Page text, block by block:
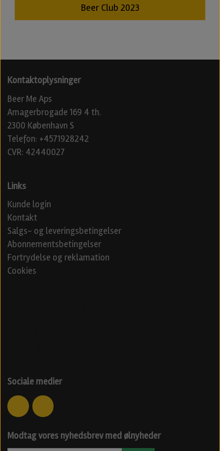
Beer Club 2023
Kontaktoplysninger
Beer Me Aps
Amagerbrogade 169 4 th.
2300 København S
Telefon: +4571928242
CVR: 42440027
Links
Kunde login
Kontakt
Salgs- og leveringsbetingelser
Abonnementsbetingelser
Fortrydelse og reklamation
Cookies
Sociale medier
Modtag vores nyhedsbrev med ølnyheder